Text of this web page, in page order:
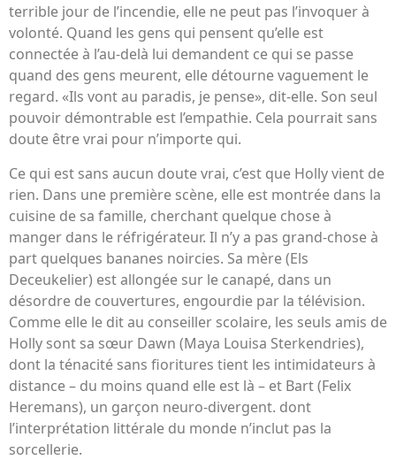
terrible jour de l’incendie, elle ne peut pas l’invoquer à
volonté. Quand les gens qui pensent qu’elle est
connectée à l’au-delà lui demandent ce qui se passe
quand des gens meurent, elle détourne vaguement le
regard. «Ils vont au paradis, je pense», dit-elle. Son seul
pouvoir démontrable est l’empathie. Cela pourrait sans
doute être vrai pour n’importe qui.
Ce qui est sans aucun doute vrai, c’est que Holly vient de
rien. Dans une première scène, elle est montrée dans la
cuisine de sa famille, cherchant quelque chose à
manger dans le réfrigérateur. Il n’y a pas grand-chose à
part quelques bananes noircies. Sa mère (Els
Deceukelier) est allongée sur le canapé, dans un
désordre de couvertures, engourdie par la télévision.
Comme elle le dit au conseiller scolaire, les seuls amis de
Holly sont sa sœur Dawn (Maya Louisa Sterkendries),
dont la ténacité sans fioritures tient les intimidateurs à
distance – du moins quand elle est là – et Bart (Felix
Heremans), un garçon neuro-divergent. dont
l’interprétation littérale du monde n’inclut pas la
sorcellerie.